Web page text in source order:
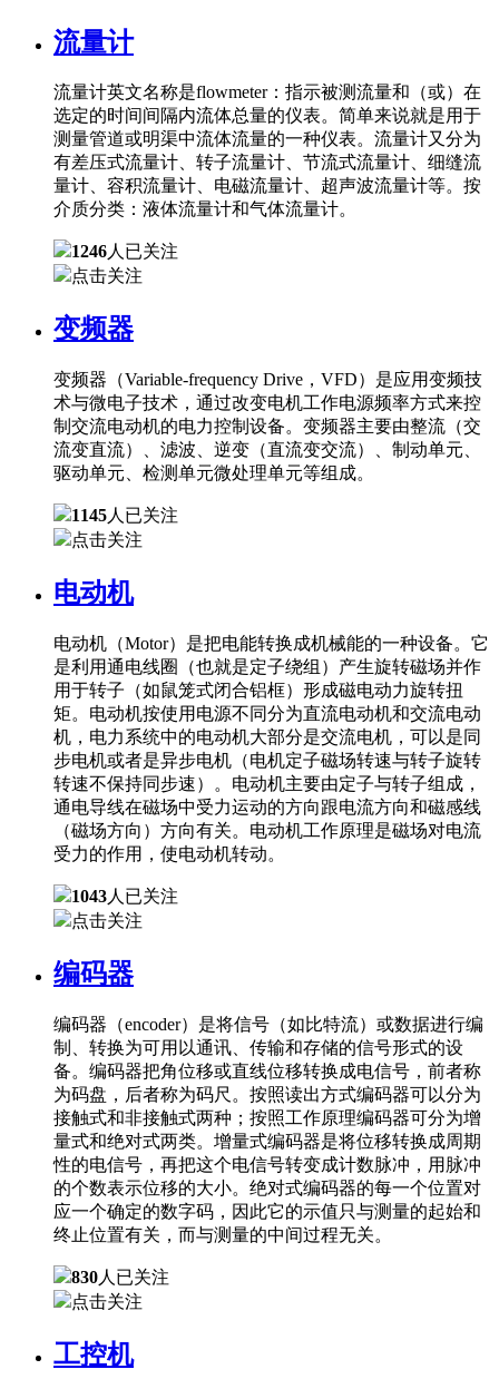
流量计
流量计英文名称是flowmeter：指示被测流量和（或）在
选定的时间间隔内流体总量的仪表。简单来说就是用于
测量管道或明渠中流体流量的一种仪表。流量计又分为
有差压式流量计、转子流量计、节流式流量计、细缝流
量计、容积流量计、电磁流量计、超声波流量计等。按
介质分类：液体流量计和气体流量计。
1246人已关注
点击关注
变频器
变频器（Variable-frequency Drive，VFD）是应用变频技
术与微电子技术，通过改变电机工作电源频率方式来控
制交流电动机的电力控制设备。变频器主要由整流（交
流变直流）、滤波、逆变（直流变交流）、制动单元、
驱动单元、检测单元微处理单元等组成。
1145人已关注
点击关注
电动机
电动机（Motor）是把电能转换成机械能的一种设备。它
是利用通电线圈（也就是定子绕组）产生旋转磁场并作
用于转子（如鼠笼式闭合铝框）形成磁电动力旋转扭
矩。电动机按使用电源不同分为直流电动机和交流电动
机，电力系统中的电动机大部分是交流电机，可以是同
步电机或者是异步电机（电机定子磁场转速与转子旋转
转速不保持同步速）。电动机主要由定子与转子组成，
通电导线在磁场中受力运动的方向跟电流方向和磁感线
（磁场方向）方向有关。电动机工作原理是磁场对电流
受力的作用，使电动机转动。
1043人已关注
点击关注
编码器
编码器（encoder）是将信号（如比特流）或数据进行编
制、转换为可用以通讯、传输和存储的信号形式的设
备。编码器把角位移或直线位移转换成电信号，前者称
为码盘，后者称为码尺。按照读出方式编码器可以分为
接触式和非接触式两种；按照工作原理编码器可分为增
量式和绝对式两类。增量式编码器是将位移转换成周期
性的电信号，再把这个电信号转变成计数脉冲，用脉冲
的个数表示位移的大小。绝对式编码器的每一个位置对
应一个确定的数字码，因此它的示值只与测量的起始和
终止位置有关，而与测量的中间过程无关。
830人已关注
点击关注
工控机